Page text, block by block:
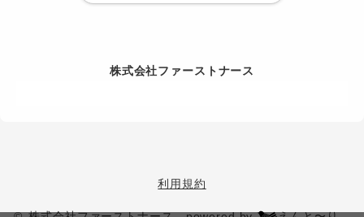
株式会社ファーストナース
利用規約